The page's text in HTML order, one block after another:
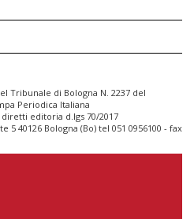
Tribunale di Bologna N. 2237 del
Periodica Italiana
editoria d.lgs 70/2017
40126 Bologna (Bo) tel 051 0956100 - fax